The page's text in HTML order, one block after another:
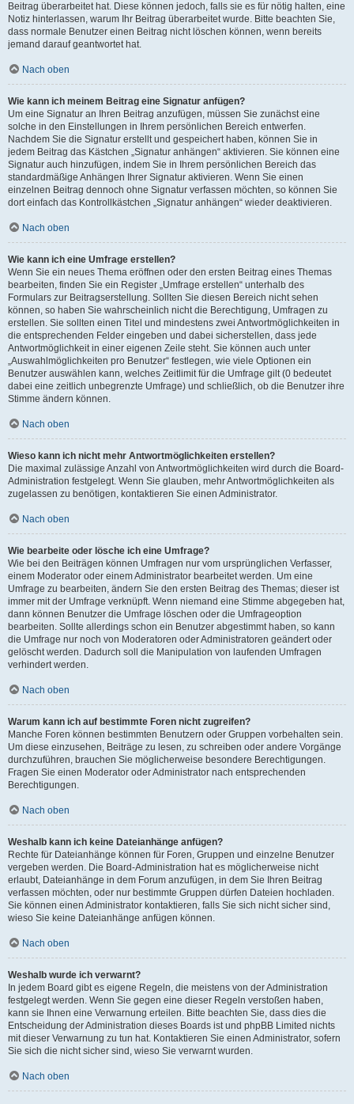
Beitrag überarbeitet hat. Diese können jedoch, falls sie es für nötig halten, eine
Notiz hinterlassen, warum Ihr Beitrag überarbeitet wurde. Bitte beachten Sie,
dass normale Benutzer einen Beitrag nicht löschen können, wenn bereits
jemand darauf geantwortet hat.
Nach oben
Wie kann ich meinem Beitrag eine Signatur anfügen?
Um eine Signatur an Ihren Beitrag anzufügen, müssen Sie zunächst eine
solche in den Einstellungen in Ihrem persönlichen Bereich entwerfen.
Nachdem Sie die Signatur erstellt und gespeichert haben, können Sie in
jedem Beitrag das Kästchen „Signatur anhängen“ aktivieren. Sie können eine
Signatur auch hinzufügen, indem Sie in Ihrem persönlichen Bereich das
standardmäßige Anhängen Ihrer Signatur aktivieren. Wenn Sie einen
einzelnen Beitrag dennoch ohne Signatur verfassen möchten, so können Sie
dort einfach das Kontrollkästchen „Signatur anhängen“ wieder deaktivieren.
Nach oben
Wie kann ich eine Umfrage erstellen?
Wenn Sie ein neues Thema eröffnen oder den ersten Beitrag eines Themas
bearbeiten, finden Sie ein Register „Umfrage erstellen“ unterhalb des
Formulars zur Beitragserstellung. Sollten Sie diesen Bereich nicht sehen
können, so haben Sie wahrscheinlich nicht die Berechtigung, Umfragen zu
erstellen. Sie sollten einen Titel und mindestens zwei Antwortmöglichkeiten in
die entsprechenden Felder eingeben und dabei sicherstellen, dass jede
Antwortmöglichkeit in einer eigenen Zeile steht. Sie können auch unter
„Auswahlmöglichkeiten pro Benutzer“ festlegen, wie viele Optionen ein
Benutzer auswählen kann, welches Zeitlimit für die Umfrage gilt (0 bedeutet
dabei eine zeitlich unbegrenzte Umfrage) und schließlich, ob die Benutzer ihre
Stimme ändern können.
Nach oben
Wieso kann ich nicht mehr Antwortmöglichkeiten erstellen?
Die maximal zulässige Anzahl von Antwortmöglichkeiten wird durch die Board-
Administration festgelegt. Wenn Sie glauben, mehr Antwortmöglichkeiten als
zugelassen zu benötigen, kontaktieren Sie einen Administrator.
Nach oben
Wie bearbeite oder lösche ich eine Umfrage?
Wie bei den Beiträgen können Umfragen nur vom ursprünglichen Verfasser,
einem Moderator oder einem Administrator bearbeitet werden. Um eine
Umfrage zu bearbeiten, ändern Sie den ersten Beitrag des Themas; dieser ist
immer mit der Umfrage verknüpft. Wenn niemand eine Stimme abgegeben hat,
dann können Benutzer die Umfrage löschen oder die Umfrageoption
bearbeiten. Sollte allerdings schon ein Benutzer abgestimmt haben, so kann
die Umfrage nur noch von Moderatoren oder Administratoren geändert oder
gelöscht werden. Dadurch soll die Manipulation von laufenden Umfragen
verhindert werden.
Nach oben
Warum kann ich auf bestimmte Foren nicht zugreifen?
Manche Foren können bestimmten Benutzern oder Gruppen vorbehalten sein.
Um diese einzusehen, Beiträge zu lesen, zu schreiben oder andere Vorgänge
durchzuführen, brauchen Sie möglicherweise besondere Berechtigungen.
Fragen Sie einen Moderator oder Administrator nach entsprechenden
Berechtigungen.
Nach oben
Weshalb kann ich keine Dateianhänge anfügen?
Rechte für Dateianhänge können für Foren, Gruppen und einzelne Benutzer
vergeben werden. Die Board-Administration hat es möglicherweise nicht
erlaubt, Dateianhänge in dem Forum anzufügen, in dem Sie Ihren Beitrag
verfassen möchten, oder nur bestimmte Gruppen dürfen Dateien hochladen.
Sie können einen Administrator kontaktieren, falls Sie sich nicht sicher sind,
wieso Sie keine Dateianhänge anfügen können.
Nach oben
Weshalb wurde ich verwarnt?
In jedem Board gibt es eigene Regeln, die meistens von der Administration
festgelegt werden. Wenn Sie gegen eine dieser Regeln verstoßen haben,
kann sie Ihnen eine Verwarnung erteilen. Bitte beachten Sie, dass dies die
Entscheidung der Administration dieses Boards ist und phpBB Limited nichts
mit dieser Verwarnung zu tun hat. Kontaktieren Sie einen Administrator, sofern
Sie sich die nicht sicher sind, wieso Sie verwarnt wurden.
Nach oben